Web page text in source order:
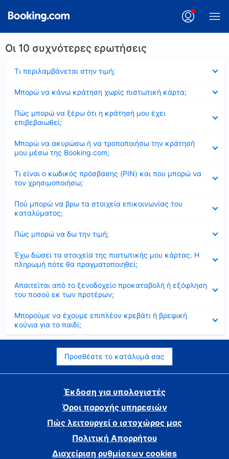
Οι 10 συχνότερες ερωτήσεις
Τι περιλαμβάνεται στην τιμή;
Μπορώ να κάνω κράτηση χωρίς πιστωτική κάρτα;
Πώς μπορώ να ξέρω ότι η κράτησή μου έχει
επιβεβαιωθεί;
Μπορώ να ακυρώσω ή να τροποποιήσω την κράτησή
μου μέσω της Booking.com;
Τι είναι ο κωδικός πρόσβασης (PIN) και που μπορώ να
τον χρησιμοποιήσω;
Πού μπορώ να βρω τα στοιχεία επικοινωνίας του
καταλύματος;
Πώς μπορώ να δω την τιμή;
Έχω δώσει τα στοιχεία της πιστωτικής μου κάρτας. Η
πληρωμή πότε θα πραγματοποιηθεί;
Απαιτείται από το ξενοδοχείο προκαταβολή ή εξόφληση
του ποσού εκ των προτέρων;
Μπορούμε να έχουμε επιπλέον κρεβάτι ή βρεφική
κούνια για το παιδί;
Προσθέστε το κατάλυμά σας
Έκδοση για υπολογιστές
Όροι παροχής υπηρεσιών
Πώς λειτουργεί ο ιστοχώρος μας
Πολιτική Απορρήτου
Διαχείριση ρυθμίσεων cookies